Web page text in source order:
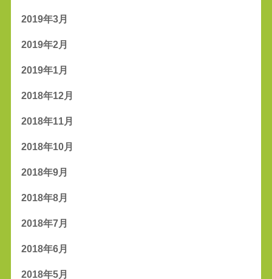
2019年3月
2019年2月
2019年1月
2018年12月
2018年11月
2018年10月
2018年9月
2018年8月
2018年7月
2018年6月
2018年5月